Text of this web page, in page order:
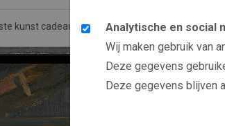
Analytische en social
Wij maken gebruik van
Deze gegevens
Deze gegevens blijven
kunst cadeau ideeën Producten Koeien